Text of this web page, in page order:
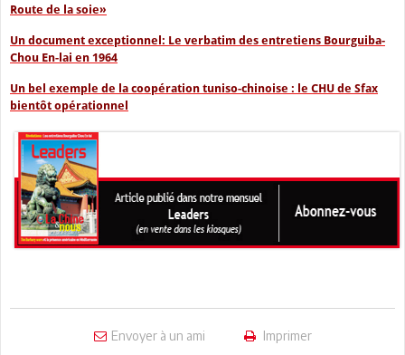
Route de la soie»
Un document exceptionnel: Le verbatim des entretiens Bourguiba-
Chou En-lai en 1964
Un bel exemple de la coopération tuniso-chinoise : le CHU de Sfax
bientôt opérationnel
Envoyer à un ami Imprimer